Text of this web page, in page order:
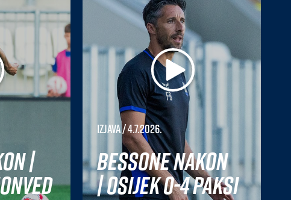
|
Izjava/ 4.7.2026.
Bessone nakon
| Osijek 0-4 Paksi